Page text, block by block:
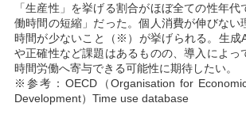
「生産性」を挙げる割合がほぼ全ての性年
働時間の短縮」だった。個人消費が伸びない
時間が少ないこと（※）が挙げられる。生成
や正確性など課題はあるものの、導入によっ
時間労働へ寄与できる可能性に期待したい。
※参考：OECD（Organisation for
Development）Time use database